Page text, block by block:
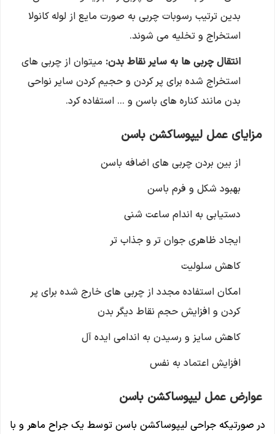
بدین ترتیب رسوبات چربی به صورت مایع از لوله کانولا
استخراج و تخلیه می شوند.
انتقال چربی ها به سایر نقاط بدن: میتوان از چربی های
استخراج شده برای پر کردن و حجیم کردن سایر نواحی
بدن مانند کناره های باسن و … استفاده کرد.
مزایای عمل لیپوساکشن باسن
از بین بردن چربی های اضافه باسن
بهبود شکل و فرم باسن
دستیابی به اندام ساعت شنی
ایجاد ظاهری جوان تر و جذاب تر
کاهش سلولیت
امکان استفاده مجدد از چربی های خارج شده برای پر
کردن و افزایش حجم نقاط دیگر بدن
کاهش سایز و رسیدن به اندامی ایده آل
افزایش اعتماد به نفس
عوارض عمل لیپوساکشن باسن
در صورتیکه جراحی لیپوساکشن باسن توسط یک جراح ماهر و با